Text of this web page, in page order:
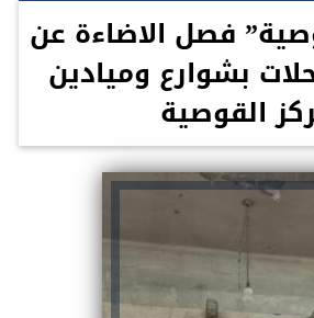
فصل الاضاءة عن
بشوارع وميادين
القوصية